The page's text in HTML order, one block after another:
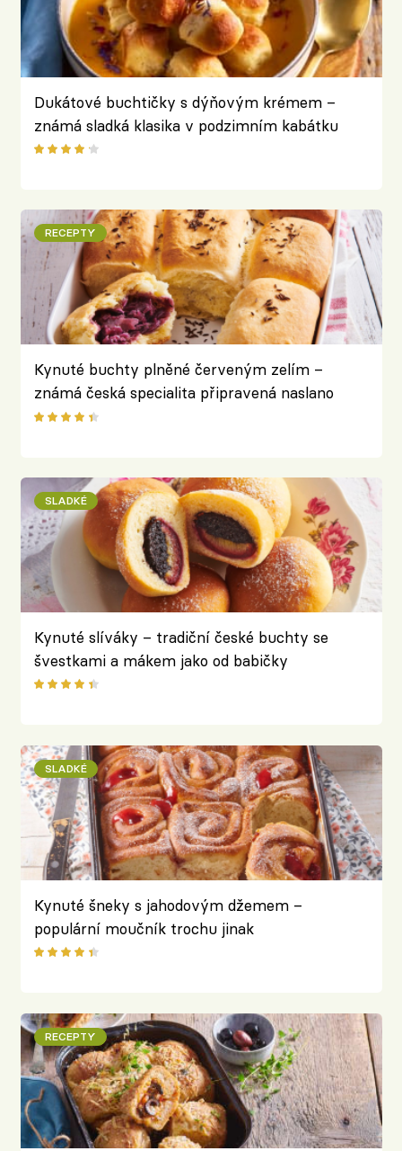
Dukátové buchtičky s dýňovým krémem –
známá sladká klasika v podzimním kabátku
RECEPTY
Kynuté buchty plněné červeným zelím –
známá česká specialita připravená naslano
SLADKÉ
Kynuté slíváky – tradiční české buchty se
švestkami a mákem jako od babičky
SLADKÉ
Kynuté šneky s jahodovým džemem –
populární moučník trochu jinak
RECEPTY